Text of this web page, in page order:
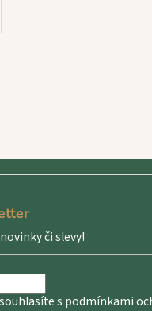
či slevy!
s podmínkami